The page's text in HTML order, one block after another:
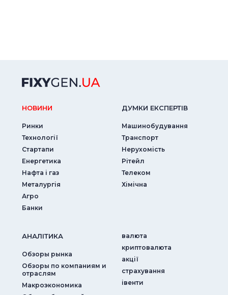
НОВИНИ
Ринки
Технології
Стартапи
Енергетика
Нафта і газ
Металургія
Агро
Банки
ДУМКИ ЕКСПЕРТIВ
Машинобудування
Транспорт
Нерухомість
Рітейл
Телеком
Хімічна
АНАЛIТИКА
Обзоры рынка
Обзоры по компаниям и
отраслям
Макроэкономика
валюта
криптовалюта
акції
страхування
iвенти